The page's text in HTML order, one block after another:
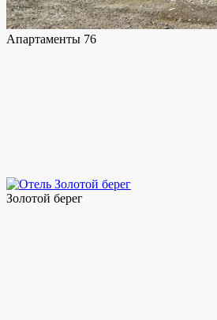
Апартаменты 76
Золотой берег